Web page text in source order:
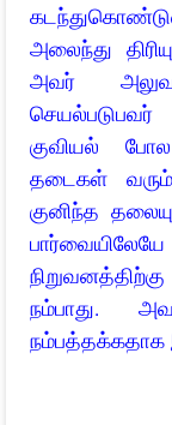
அலைந்து
அவர்
குவியல்
தடைகள்
குனிந்த
நம்பாது.
நம்பத்தக்கதாக